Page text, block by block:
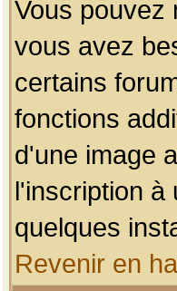
Vous pouvez
vous avez
certains
fonctions
d'une image
l'inscription à
quelques
Revenir en